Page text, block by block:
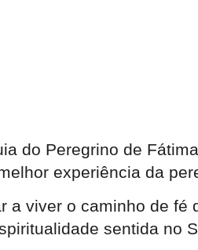
do Peregrino de
experiência da
viver o caminho de
sentida no